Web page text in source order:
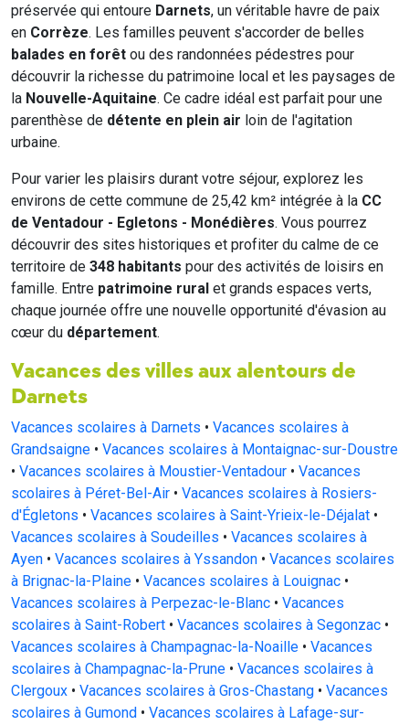
préservée qui entoure Darnets, un véritable havre de paix
en Corrèze. Les familles peuvent s'accorder de belles
balades en forêt ou des randonnées pédestres pour
découvrir la richesse du patrimoine local et les paysages de
la Nouvelle-Aquitaine. Ce cadre idéal est parfait pour une
parenthèse de détente en plein air loin de l'agitation
urbaine.
Pour varier les plaisirs durant votre séjour, explorez les
environs de cette commune de 25,42 km² intégrée à la CC
de Ventadour - Egletons - Monédières. Vous pourrez
découvrir des sites historiques et profiter du calme de ce
territoire de 348 habitants pour des activités de loisirs en
famille. Entre patrimoine rural et grands espaces verts,
chaque journée offre une nouvelle opportunité d'évasion au
cœur du département.
Vacances des villes aux alentours de
Darnets
Vacances scolaires à Darnets • Vacances scolaires à
Grandsaigne • Vacances scolaires à Montaignac-sur-Doustre
• Vacances scolaires à Moustier-Ventadour • Vacances
scolaires à Péret-Bel-Air • Vacances scolaires à Rosiers-
d'Égletons • Vacances scolaires à Saint-Yrieix-le-Déjalat •
Vacances scolaires à Soudeilles • Vacances scolaires à
Ayen • Vacances scolaires à Yssandon • Vacances scolaires
à Brignac-la-Plaine • Vacances scolaires à Louignac •
Vacances scolaires à Perpezac-le-Blanc • Vacances
scolaires à Saint-Robert • Vacances scolaires à Segonzac •
Vacances scolaires à Champagnac-la-Noaille • Vacances
scolaires à Champagnac-la-Prune • Vacances scolaires à
Clergoux • Vacances scolaires à Gros-Chastang • Vacances
scolaires à Gumond • Vacances scolaires à Lafage-sur-